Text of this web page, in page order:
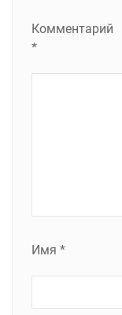
Комментарий
*
Имя *